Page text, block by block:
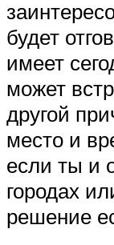
будет
имеет
может
другой
место и
если ты и
городах
решение